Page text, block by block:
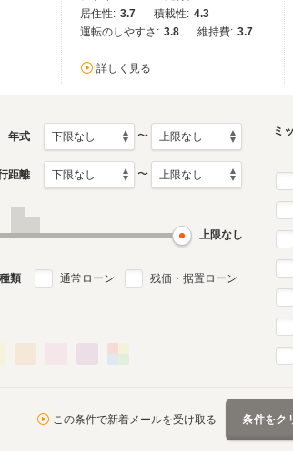
居住性: 3.7 積載性: 4.3
運転のしやすさ: 3.8 維持費: 3.7
詳しく見る
6月～2005年7月
ル
年式 〜
距離 〜
上限なし
類 通常ローン 残価・据置ローン
ミ
この条件で新着メールを受け取る 条件をク